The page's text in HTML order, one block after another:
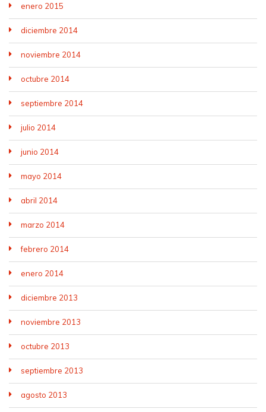
enero 2015
diciembre 2014
noviembre 2014
octubre 2014
septiembre 2014
julio 2014
junio 2014
mayo 2014
abril 2014
marzo 2014
febrero 2014
enero 2014
diciembre 2013
noviembre 2013
octubre 2013
septiembre 2013
agosto 2013